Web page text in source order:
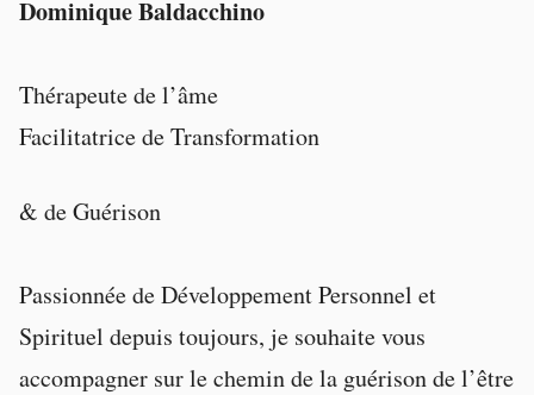
Dominique Baldacchino
Thérapeute de l’âme
Facilitatrice de Transformation
& de Guérison
Passionnée de Développement Personnel et
Spirituel depuis toujours, je souhaite vous
accompagner sur le chemin de la guérison de l’être